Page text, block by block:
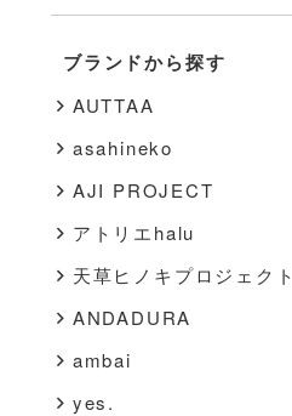
その他
秋・冬
春・夏
ブランドから探す
AUTTAA
asahineko
AJI PROJECT
アトリエhalu
天草ヒノキプロジェクト
ANDADURA
ambai
yes.